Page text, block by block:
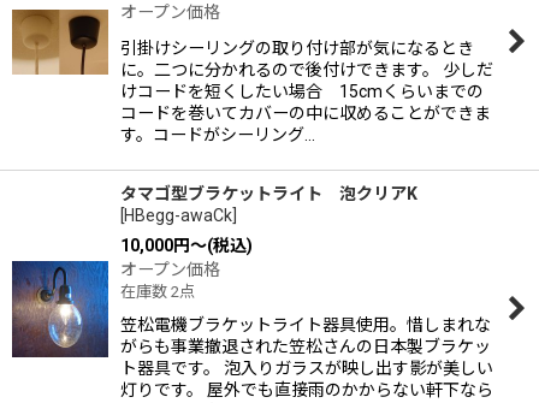
オープン価格
引掛けシーリングの取り付け部が気になるとき
に。二つに分かれるので後付けできます。 少しだ
けコードを短くしたい場合 15cmくらいまでの
コードを巻いてカバーの中に収めることができま
す。コードがシーリング…
タマゴ型ブラケットライト 泡クリアK
[HBegg-awaCk
10,000円～(税込)
オープン価格
在庫数 2点
笠松電機ブラケットライト器具使用。惜しまれな
がらも事業撤退された笠松さんの日本製ブラケッ
ト器具です。 泡入りガラスが映し出す影が美しい
灯りです。 屋外でも直接雨のかからない軒下なら